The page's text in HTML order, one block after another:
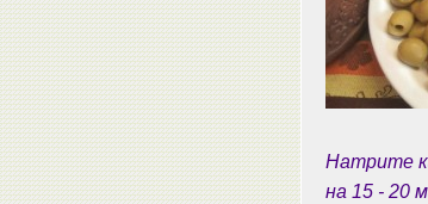
Натрите
на 15 - 20